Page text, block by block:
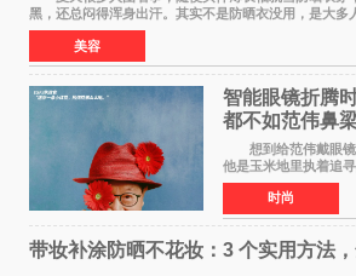
黑，还总闷得浑身出汗。其实不是防晒衣没用，是大多
防晒衣 的款式，本质就是普通薄外套，根
美容
智能眼镜折腾
都不如范伟鼻
想到给范伟戴眼
他是玉米地里执着追
碾过，轴得让人心疼
貂皮大衣、永远在做
体面全靠嘴硬撑
时尚
带妆补涂防晒不花妆：3 个实用方法